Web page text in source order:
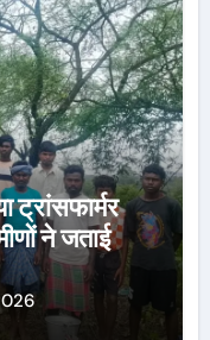
ट्रांसफार्मर
ने जताई